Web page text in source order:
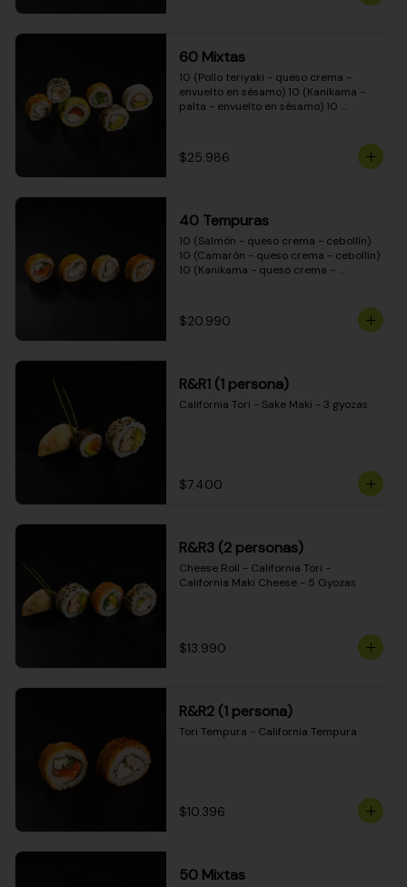
(Pimentón - queso crema - cebollín -
envuelto en masa tempura)
60 Mixtas
10 (Pollo teriyaki - queso crema -
envuelto en sésamo) 10 (Kanikama -
palta - envuelto en sésamo) 10
envuelto en queso crema) 10
(Camarón - queso crema - cebollín -
$25.986
40 Tempuras
10 (Salmón - queso crema - cebollín)
10 (Camarón - queso crema - cebollín)
10 (Kanikama - queso crema -
$20.990
R&R1 (1 persona)
California Tori - Sake Maki - 3 gyozas
$7.400
R&R3 (2 personas)
Cheese Roll - California Tori -
California Maki Cheese - 5 Gyozas
$13.990
R&R2 (1 persona)
Tori Tempura - California Tempura
$10.396
50 Mixtas